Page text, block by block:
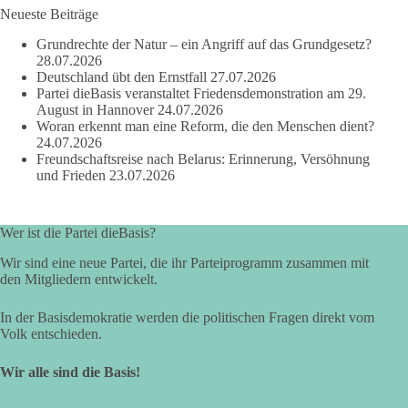
664 137 66 Auf Facebook ansehen
DieBasis
3 Tage(n) zuvor
Grundrechte der Natur – ein Angriff auf das Grundgesetz?
Kann die Natur Träger eigener Grundrechte sein? Oder würde
Grundgesetzes sprengen? Mit dieser grundsätzlichen Frage
beschäftigte sich die Teilnehmer des Politischen
Referent Frank Bothmann stellte die These auf, dass die
Neueste Beiträge
Grundrechte der Natur – ein Angriff auf das Grundgesetz?
28.07.2026
Deutschland übt den Ernstfall 27.07.2026
Partei dieBasis veranstaltet Friedensdemonstration am 29.
August in Hannover 24.07.2026
Woran erkennt man eine Reform, die den Menschen dient?
24.07.2026
Freundschaftsreise nach Belarus: Erinnerung, Versöhnung
und Frieden 23.07.2026
Wer ist die Partei dieBasis?
Wir sind eine neue Partei, die ihr Parteiprogramm zusammen mit
den Mitgliedern entwickelt.
In der Basisdemokratie werden die politischen Fragen direkt vom
Volk entschieden.
Wir alle sind die Basis!